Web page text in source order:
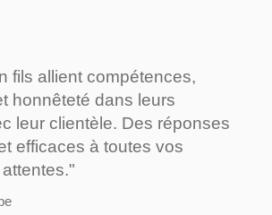
fils allient compétences,
honnêteté dans leurs
leur clientèle. Des réponses
efficaces à toutes vos